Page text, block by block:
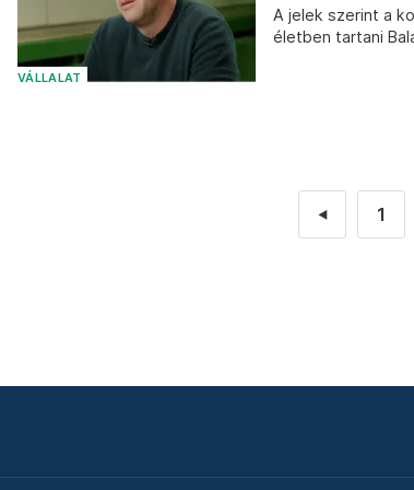
VÁLLALAT
A jelek szerint a
életben tartani
◄ 1